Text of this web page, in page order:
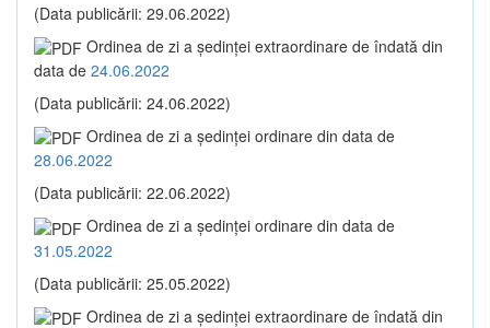
(Data publicării: 29.06.2022)
Ordinea de zi a şedinţei extraordinare de îndată din
data de 24.06.2022
(Data publicării: 24.06.2022)
Ordinea de zi a şedinţei ordinare din data de
28.06.2022
(Data publicării: 22.06.2022)
Ordinea de zi a şedinţei ordinare din data de
31.05.2022
(Data publicării: 25.05.2022)
Ordinea de zi a şedinţei extraordinare de îndată din